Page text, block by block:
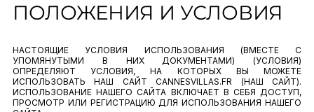
ПОЛОЖЕНИЯ И УСЛОВИЯ
НАСТОЯЩИЕ УСЛОВИЯ ИСПОЛЬЗОВАНИЯ (ВМЕСТЕ С
УПОМЯНУТЫМИ В НИХ ДОКУМЕНТАМИ) (УСЛОВИЯ)
ОПРЕДЕЛЯЮТ УСЛОВИЯ, НА КОТОРЫХ ВЫ МОЖЕТЕ
ИСПОЛЬЗОВАТЬ НАШ САЙТ CANNESVILLAS.FR (НАШ САЙТ).
ИСПОЛЬЗОВАНИЕ НАШЕГО САЙТА ВКЛЮЧАЕТ В СЕБЯ ДОСТУП,
ПРОСМОТР ИЛИ РЕГИСТРАЦИЮ ДЛЯ ИСПОЛЬЗОВАНИЯ НАШЕГО